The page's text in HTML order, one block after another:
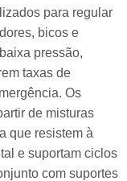
para regular
bicos e
pressão,
taxas de
Os
de misturas
que resistem à
e suportam ciclos
com suportes